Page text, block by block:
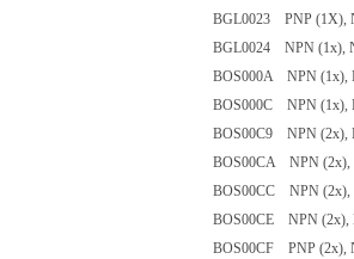
BGL0023 PNP (1X),
BGL0024 NPN (1x),
BOS000A NPN
BOS000C NPN
BOS00C9 NPN
BOS00CA NPN
BOS00CC NPN
BOS00CE NPN
BOS00CF PNP (2x),